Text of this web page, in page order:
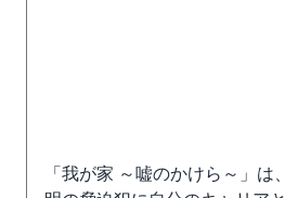
「我が家 ～嘘のかけら～」